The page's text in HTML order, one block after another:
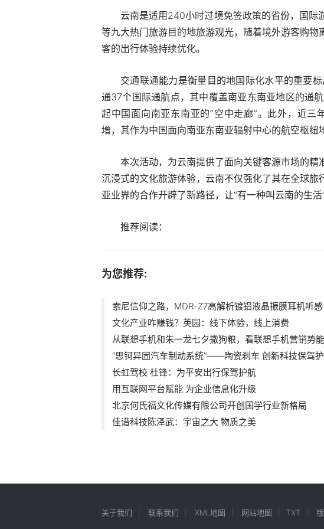
云南是适用240小时过境免签政策的省份，国际
等九大热门旅游目的地旅游观光，随着境外游客购
客的出行体验持续优化。
交通联通能力是衡量目的地国际化水平的重要
通37个国际通航点，其中覆盖南亚东南亚地区的通
起中国面向南亚东南亚的“空中走廊”。此外，近
增，其作为中国面向南亚东南亚辐射中心的航空枢纽
本次活动，为云南提供了面向关键客源市场的
沉浸式的文化旅游体验，云南不仅强化了其在全球
亚业界的合作开辟了新路径，让“有一种叫云南的生
推荐阅读：
为您推荐:
索尼信仰之路，MDR-Z7高解析镀铝液晶振膜耳机听
文化产业咋赚钱？英园：线下体验，线上消费
从联想手机和朱一龙七夕撒狗粮，看联想手机营销势
“思钶异固汽车制动系统”——陶瓷刹车 创新科技保驾
长虹驾校 杜锋：为平安出行保驾护航
用互联网平台赋能 为企业信息化升级
北京何氏福文化传媒有限公司开创国学行业新格局
佳谱科技陈泽武：宇宙之大 物质之美
关于我们 联系我们 XML地图 网站地图 TXT